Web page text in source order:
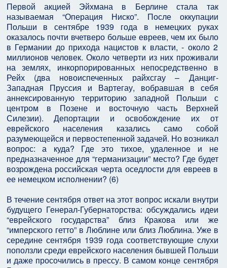
Первой акцией Эйхмана в Берлине стала так
называемая “Операция Ниско”. После оккупации
Польши в сентябре 1939 года в немецких руках
оказалось почти вчетверо больше евреев, чем их было
в Германии до прихода нацистов к власти, - около 2
миллионов человек. Около четверти из них проживали
на землях, инкорпорированных непосредственно в
Рейх (два новоиспеченных райхсгау – Данциг-
Западная Пруссия и Вартегау, вобравшая в себя
аннексированную территорию западной Польши с
центром в Позене и восточную часть Верхней
Силезии). Депортации и освобождение их от
еврейского населения казались само собой
разумеющейся и первостепенной задачей. Но возникал
вопрос: а куда? Где это тихое, удаленное и не
предназначенное для “германизации” место? Где будет
возрождена российская черта оседлости для евреев в
ее немецком исполнении? (6)
В течение сентября ответ на этот вопрос искали внутри
будущего Генерал-Губернаторства: обсуждались идеи
“еврейского государства” близ Кракова или же
“имперского гетто” в Люблине или близ Люблина. Уже в
середине сентября 1939 года соответствующие слухи
поползли среди еврейского населения бывшей Польши
и даже просочились в прессу. В самом конце сентября